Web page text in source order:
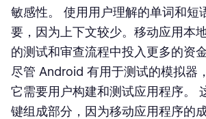
敏感性。 使用用户理解的单词和短
要，因为上下文较少。移动应用本
的测试和审查流程中投入更多的资
尽管 Android 有用于测试的模拟器
它需要用户构建和测试应用程序。
键组成部分，因为移动应用程序的